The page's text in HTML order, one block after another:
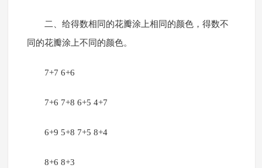
二、给得数相同的花瓣涂上相同的颜色，得数不
同的花瓣涂上不同的颜色。
7+7 6+6
7+6 7+8 6+5 4+7
6+9 5+8 7+5 8+4
8+6 8+3